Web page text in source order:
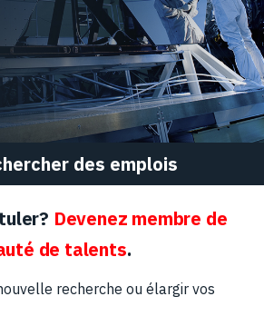
des emplois
Devenez membre de
de talents.
recherche ou élargir vos